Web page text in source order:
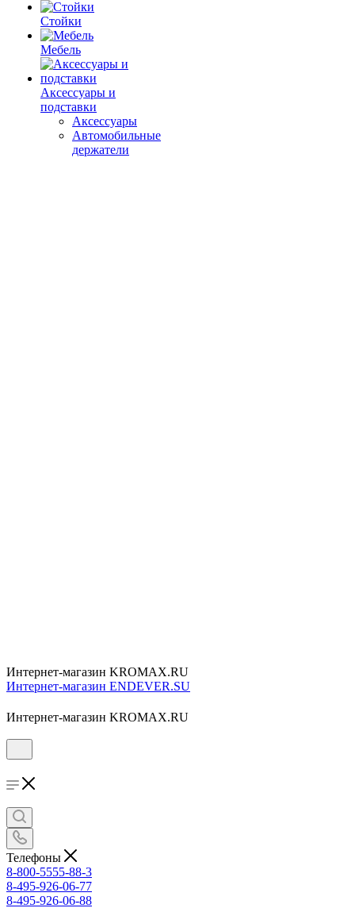
Стойки
Мебель
Аксессуары и
подставки
Аксессуары
Автомобильные
держатели
Интернет-магазин KROMAX.RU
Интернет-магазин ENDEVER.SU
Интернет-магазин KROMAX.RU
Телефоны
8-800-5555-88-3
8-495-926-06-77
8-495-926-06-88